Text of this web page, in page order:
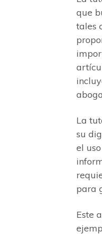
que
tales
La
su
el
para
Este